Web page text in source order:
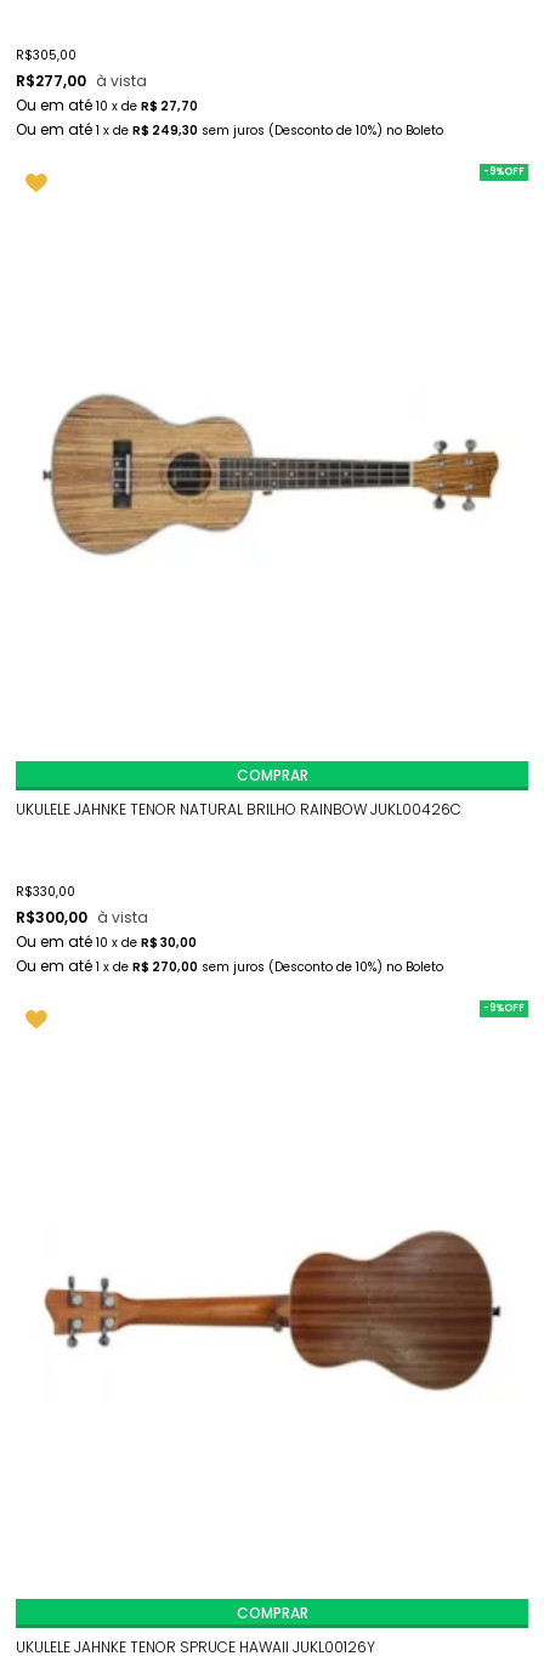
R$305,00
R$277,00 à vista
10 x de R$ 27,70
1 x de R$ 249,30 sem juros (Desconto de 10%) no Boleto
-9%
UKULELE JAHNKE TENOR NATURAL BRILHO RAINBOW JUKL00426C
R$330,00
R$300,00 à vista
10 x de R$ 30,00
1 x de R$ 270,00 sem juros (Desconto de 10%) no Boleto
COMPRAR
-9%
UKULELE JAHNKE TENOR SPRUCE HAWAII JUKL00126Y
COMPRAR